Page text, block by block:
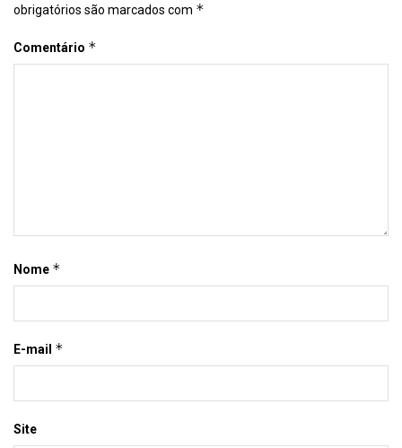
obrigatórios são marcados com *
Comentário *
Nome *
E-mail *
Site